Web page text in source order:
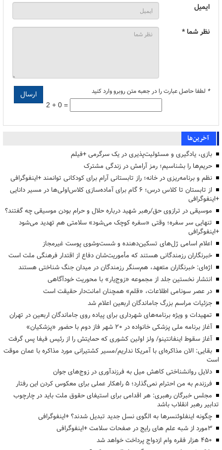
ایمیل
نظر شما *
* لطفا حاصل عبارت را در جعبه متن روبرو وارد کنید
2 + 0 =
آخرین‌ها
بازی، یادگیری و مسئولیت‌پذیری در یک سرگرمی +فیلم
حریم‌ها را بشناسیم؛ رمز آرامش در زندگی مشترک
نظم و برنامه‌ریزی در خانه؛ راز تابستانی آرام برای کودکانی توانمند +اینفوگرافی
از تابستان تا کلاس درس؛ ۶ گام برای آماده‌سازی کلاس‌اولی‌ها در مسیر دانایی
+اینفوگرافی
موسیقی در ترازوی حق/رهبر شهید درباره حلال و حرام بودن موسیقی چه گفتند؟
تنهایی سر سفره؛ وقتی «سفره کوچک می‌شود» سلامتی هم تهدید می‌شود
+اینفوگرافی
اعلام اسامی ژل‌های تسکین‌دهنده و شست‌وشوی پوست غیرمجاز
خبرنگاران رزمندگانی هستند که مأموریت‌شان دفاع از اقتدار فرهنگی ملت است
اژه‌ای: خبرنگاران متعهد، هم‌سنگر رزمندگان در میدان جنگ شناختی هستند
انتشار نخستین جلد از مجموعه «زوج‌یار» با محوریت خودآگاهی
در عصر سونامی اطلاعات، «قلم» همچنان امانت‌دار حقیقت است
جزئیات مراسم بزرگ جاماندگان اربعین اعلام شد
تمهیدات و ویژه برنامه‌های شهرداری برای پیاده روی جاماندگان اربعین در تهران
آغاز برنامه ملی پزشکی خانواده در ۲۰ شهر فاز دوم با حضور «پزشکیان»
آغاز سقوط اینفانتینو/ ولز اولین کشوری که حمایتش را از رئیس فیفا پس گرفت
بقایی: الان مذاکره‌ای با آمریکا نداریم/مسیر کشتیرانی مورد مذاکره با عمان موقت
است
دلایل روانشناختی کاهش میل به فرزندآوری در زوج‌های جوان
فرزندم به من احترام نمی‌گذارد؛ ۵ راهکار عملی برای معکوس کردن این رفتار
مجلس خبرگان رهبری: هر اقدامی برای استیفای حقوق ملت باید در چارچوب
تدابیر رهبر انقلاب باشد
چگونه اینفلوئنسرها به الگوی نسل جدید تبدیل شدند؟ +اینفوگرافی
3مورد از شبه علم های رایج در صفحات سلامت +اینفوگرافی
۴۵۰ هزار فقره وام ازدواج پرداخت خواهد شد